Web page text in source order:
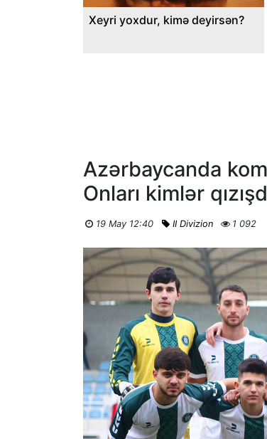
Xeyri yoxdur, kimə deyirsən?
Azərbaycanda
Onları kimlər
19 May 12:40 II Divizion 1 092